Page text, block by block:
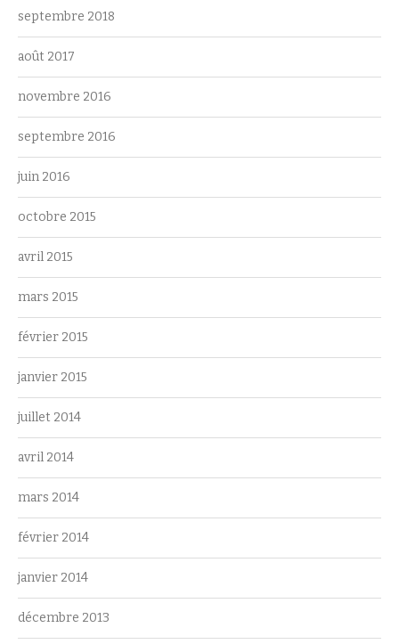
septembre 2018
août 2017
novembre 2016
septembre 2016
juin 2016
octobre 2015
avril 2015
mars 2015
février 2015
janvier 2015
juillet 2014
avril 2014
mars 2014
février 2014
janvier 2014
décembre 2013